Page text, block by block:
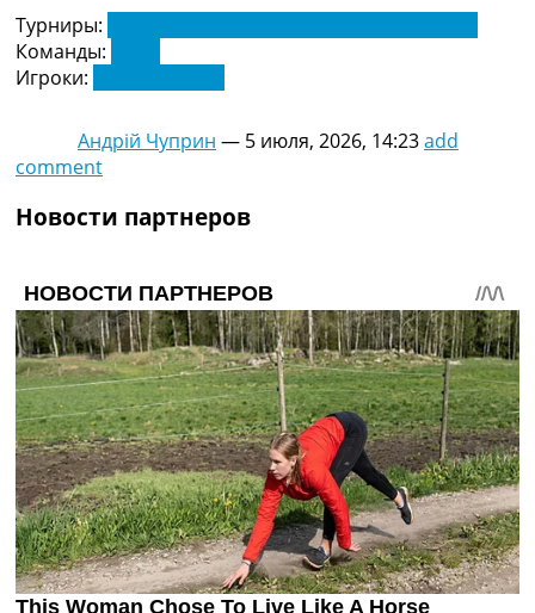
Турниры:
Команды:
Игроки:
Андрій Чуприн — 5 июля, 2026, 14:23add
comment
Новости партнеров